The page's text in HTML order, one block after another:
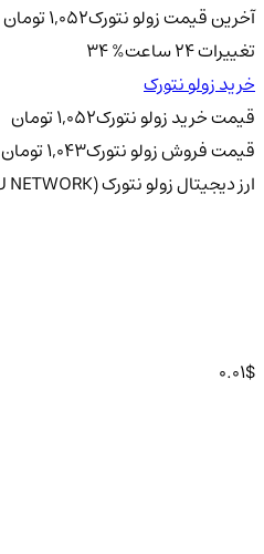
آخرین قیمت زولو نتورک1,052تومان
تغییرات 24 ساعت
34%
خرید زولو نتورک
قیمت خرید زولو نتورک1,052تومان
قیمت فروش زولو نتورک1,043تومان
ارز دیجیتال زولو نتورک (ZULU NETWORK) با نماد ZULU یکی از ارزهای دیجیتال نوظهور است که در فضای بلاکچین و دنیای فناوری بلاکچین جایگاه ویژه‌ای پیدا کرده است.
0.01$